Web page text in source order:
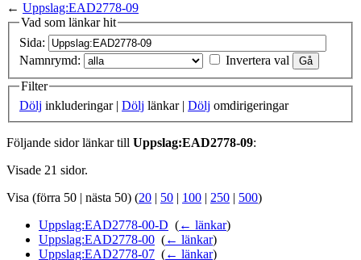
← Uppslag:EAD2778-09
Vad som länkar hit
Sida:
Namnrymd:
Invertera val
Filter
Dölj inkluderingar | Dölj länkar | Dölj omdirigeringar
Följande sidor länkar till Uppslag:EAD2778-09:
Visade 21 sidor.
Visa (förra 50 | nästa 50) (20 | 50 | 100 | 250 | 500)
Uppslag:EAD2778-00-D (← länkar)
Uppslag:EAD2778-00 (← länkar)
Uppslag:EAD2778-07 (← länkar)